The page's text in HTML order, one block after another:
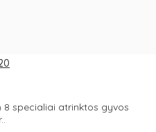
8 specialiai atrinktos gyvos